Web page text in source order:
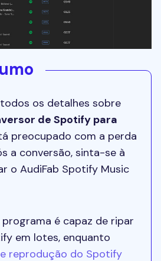
os detalhes sobre
de Spotify para
preocupado com a perda
a conversão, sinta-se à
o AudiFab Spotify Music
é capaz de ripar
em lotes, enquanto
reprodução do Spotify